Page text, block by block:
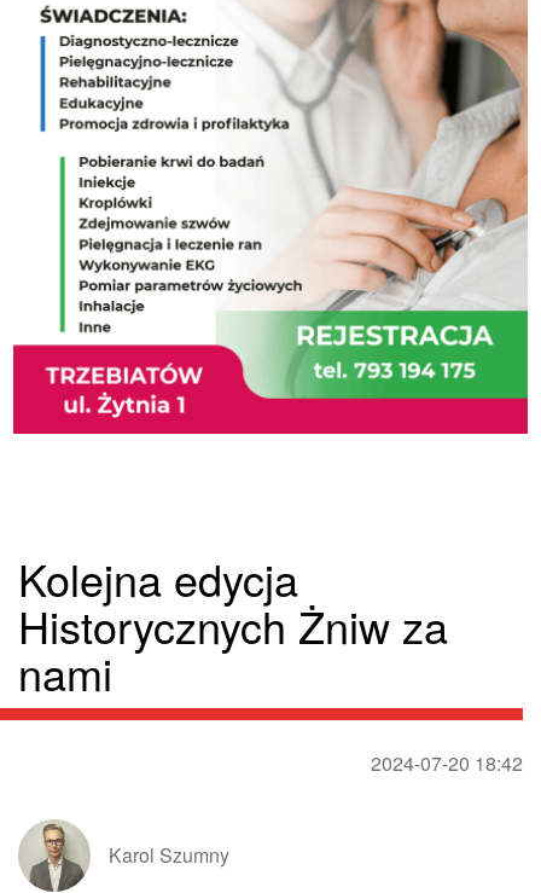
Kolejna edycja
Historycznych Żniw za
nami
2024-07-20 18:42
Karol Szumny